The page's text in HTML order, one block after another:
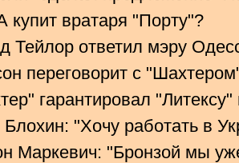
купит вратаря "Порту"?
Тейлор ответил мэру
переговорит с
гарантировал
"Хочу работать в
Маркевич: "Бронзой мы